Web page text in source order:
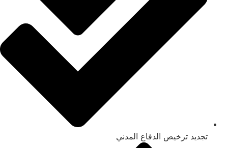
تجديد ترخيص الدفاع المدني